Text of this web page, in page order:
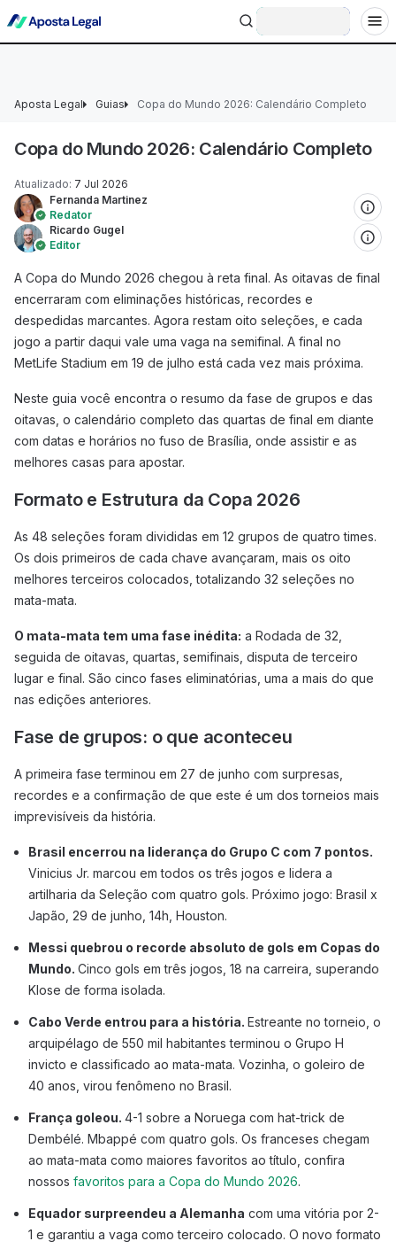
+18 Ministério da Fazenda adverte: aposta não é investimento.
Aposta Legal Guias Copa do Mundo 2026: Calendário Completo
Copa do Mundo 2026: Calendário Completo
Atualizado: 7 Jul 2026
Fernanda Martinez
Redator
Ricardo Gugel
Editor
A Copa do Mundo 2026 chegou à reta final. As oitavas de final
encerraram com eliminações históricas, recordes e
despedidas marcantes. Agora restam oito seleções, e cada
jogo a partir daqui vale uma vaga na semifinal. A final no
MetLife Stadium em 19 de julho está cada vez mais próxima.
Neste guia você encontra o resumo da fase de grupos e das
oitavas, o calendário completo das quartas de final em diante
com datas e horários no fuso de Brasília, onde assistir e as
melhores casas para apostar.
Formato e Estrutura da Copa 2026
As 48 seleções foram divididas em 12 grupos de quatro times.
Os dois primeiros de cada chave avançaram, mais os oito
melhores terceiros colocados, totalizando 32 seleções no
mata-mata.
O mata-mata tem uma fase inédita: a Rodada de 32,
seguida de oitavas, quartas, semifinais, disputa de terceiro
lugar e final. São cinco fases eliminatórias, uma a mais do que
nas edições anteriores.
Fase de grupos: o que aconteceu
A primeira fase terminou em 27 de junho com surpresas,
recordes e a confirmação de que este é um dos torneios mais
imprevisíveis da história.
Brasil encerrou na liderança do Grupo C com 7 pontos.
Vinicius Jr. marcou em todos os três jogos e lidera a
artilharia da Seleção com quatro gols. Próximo jogo: Brasil x
Japão, 29 de junho, 14h, Houston.
Messi quebrou o recorde absoluto de gols em Copas do
Mundo. Cinco gols em três jogos, 18 na carreira, superando
Klose de forma isolada.
Cabo Verde entrou para a história. Estreante no torneio, o
arquipélago de 550 mil habitantes terminou o Grupo H
invicto e classificado ao mata-mata. Vozinha, o goleiro de
40 anos, virou fenômeno no Brasil.
França goleou. 4-1 sobre a Noruega com hat-trick de
Dembélé. Mbappé com quatro gols. Os franceses chegam
ao mata-mata como maiores favoritos ao título, confira
nossos favoritos para a Copa do Mundo 2026.
Equador surpreendeu a Alemanha com uma vitória por 2-
1 e garantiu a vaga como terceiro colocado. O novo formato